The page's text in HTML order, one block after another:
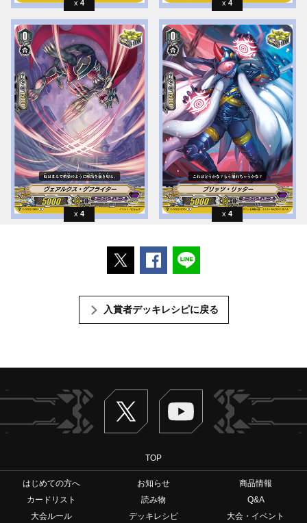
4 4
4 4
ポストするFacebookでシェアする
入賞者デッキレシピに戻る
Twitter ヴァンガードch
TOP
はじめての方へ お知らせ
商品情報
カードリスト
読み物
Q&A
大会ルール
デッキレシピ
大会・イベント